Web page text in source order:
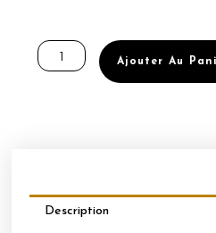
de
BOÎTE
Ajouter Au
Description